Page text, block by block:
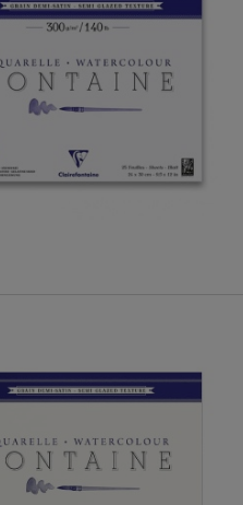
59,00 zł
DO KOSZYKA